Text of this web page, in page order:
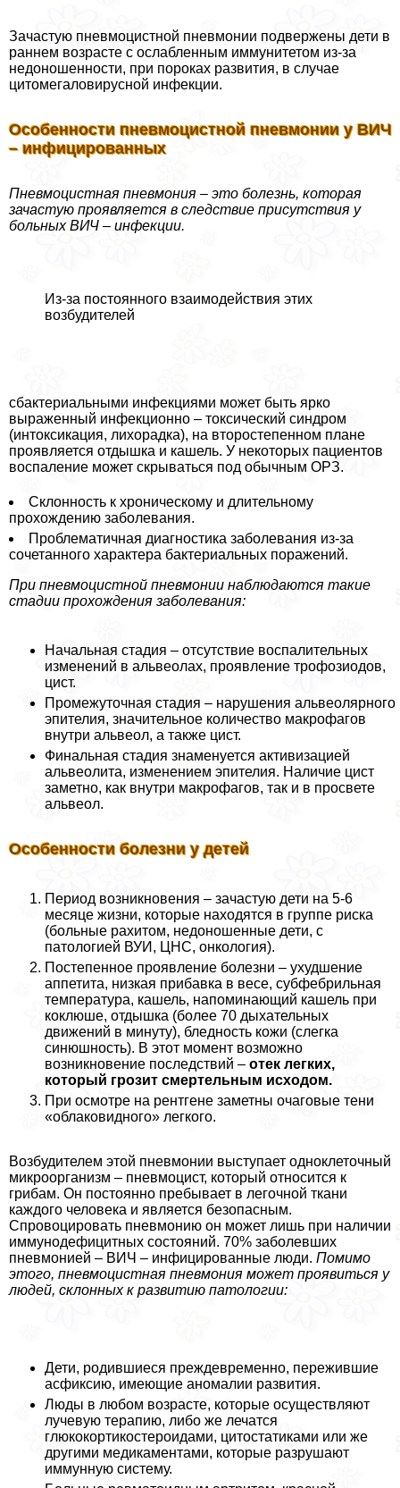
Зачастую пневмоцистной пневмонии подвержены дети в
раннем возрасте с ослабленным иммунитетом из-за
недоношенности, при пороках развития, в случае
цитомегаловирусной инфекции.
Особенности пневмоцистной пневмонии у ВИЧ
– инфицированных
Пневмоцистная пневмония – это болезнь, которая
зачастую проявляется в следствие присутствия у
больных ВИЧ – инфекции.
Из-за постоянного взаимодействия этих
возбудителей
сбактериальными инфекциями может быть ярко
выраженный инфекционно – токсический синдром
(интоксикация, лихорадка), на второстепенном плане
проявляется отдышка и кашель. У некоторых пациентов
воспаление может скрываться под обычным ОРЗ.
Склонность к хроническому и длительному
прохождению заболевания.
Проблематичная диагностика заболевания из-за
сочетанного хаpaктера бактериальных поражений.
При пневмоцистной пневмонии наблюдаются такие
стадии прохождения заболевания:
Начальная стадия – отсутствие воспалительных
изменений в альвеолах, проявление трофозиодов,
цист.
Промежуточная стадия – нарушения альвеолярного
эпителия, значительное количество макрофагов
внутри альвеол, а также цист.
Финальная стадия знаменуется активизацией
альвеолита, изменением эпителия. Наличие цист
заметно, как внутри макрофагов, так и в просвете
альвеол.
Особенности болезни у детей
Период возникновения – зачастую дети на 5-6
месяце жизни, которые находятся в группе риска
(больные рахитом, недоношенные дети, с
патологией ВУИ, ЦНС, oнкoлoгия).
Постепенное проявление болезни – ухудшение
аппетита, низкая прибавка в весе, субфебрильная
температура, кашель, напоминающий кашель при
коклюше, отдышка (более 70 дыхательных
движений в минуту), бледность кожи (слегка
синюшность). В этот момент возможно
возникновение последствий – отек легких,
который грозит cмepтельным исходом.
При осмотре на рентгене заметны очаговые тени
«облаковидного» легкого.
Возбудителем этой пневмонии выступает одноклеточный
микроорганизм – пневмоцист, который относится к
грибам. Он постоянно пребывает в легочной ткани
каждого человека и является безопасным.
Спровоцировать пневмонию он может лишь при наличии
иммунодефицитных состояний. 70% заболевших
пневмонией – ВИЧ – инфицированные люди. Помимо
этого, пневмоцистная пневмония может проявиться у
людей, склонных к развитию патологии:
Дети, родившиеся преждевременно, пережившие
асфиксию, имеющие аномалии развития.
Люды в любом возрасте, которые осуществляют
лучевую терапию, либо же лечатся
глюкокортикостероидами, цитостатиками или же
другими медикаментами, которые разрушают
иммунную систему.